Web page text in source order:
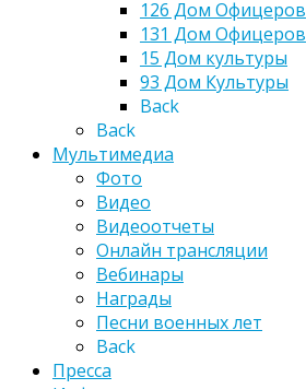
126 Дом Офицеров
131 Дом Офицеров
15 Дом культуры
93 Дом Культуры
Back
Back
Мультимедиа
Фото
Видео
Видеоотчеты
Онлайн трансляции
Вебинары
Награды
Песни военных лет
Back
Пресса